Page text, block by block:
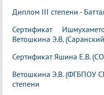
Диплом III степени -
Сертификат
Ветошкина Э.В.
Сертификат Яшина Е.В.
Ветошкина Э.В. (ФГБПОУ
степени